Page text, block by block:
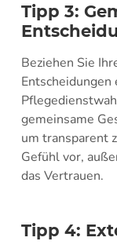
Tipp 3:
Beziehen Sie
Entscheidungen
gemeinsame
um transparent
Gefühl vor,
das Vertrauen.
Tipp 4: